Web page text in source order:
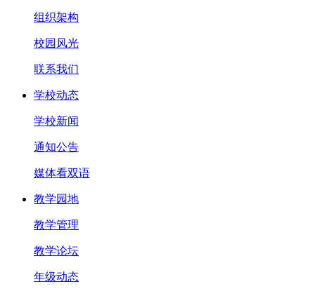
组织架构
校园风光
联系我们
学校动态
学校新闻
通知公告
媒体看双语
教学园地
教学管理
教学论坛
年级动态